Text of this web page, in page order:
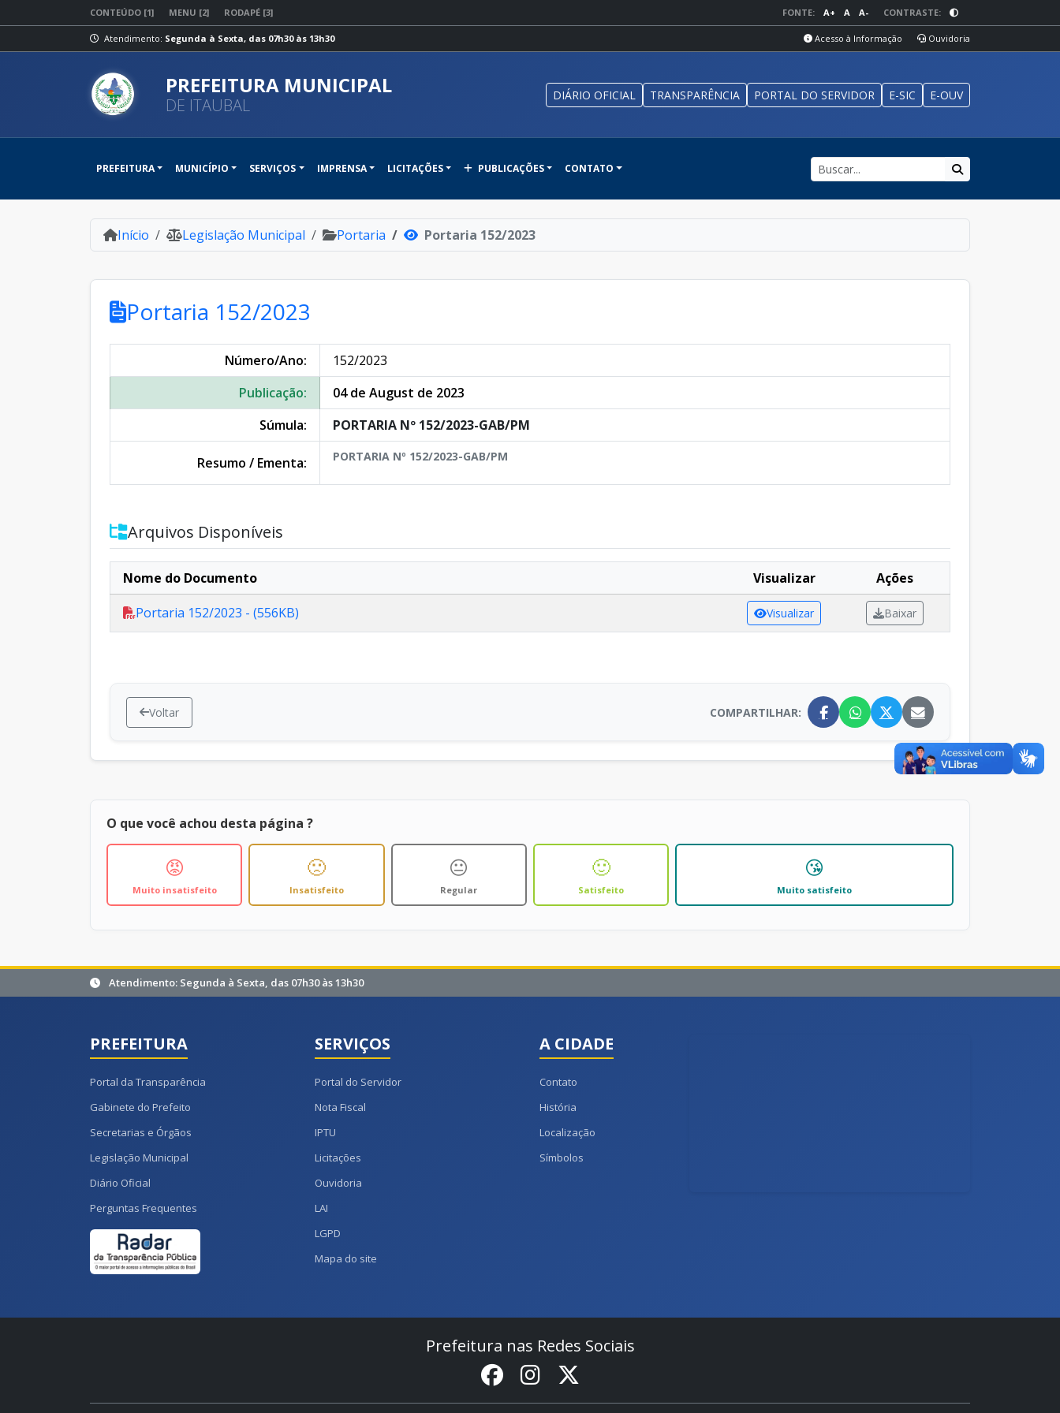
CONTEÚDO [1] MENU [2] RODAPÉ [3] FONTE: A+ A A- CONTRASTE:
Atendimento: Segunda à Sexta, das 07h30 às 13h30 Acesso à Informação Ouvidoria
PREFEITURA MUNICIPAL
DE ITAUBAL DIÁRIO OFICIAL TRANSPARÊNCIA PORTAL DO SERVIDOR E-SIC E-OUV
PREFEITURA MUNICÍPIO SERVIÇOS IMPRENSA LICITAÇÕES PUBLICAÇÕES CONTATO
Início Legislação Municipal Portaria Portaria 152/2023
Portaria 152/2023
Número/Ano:
152/2023
Publicação:
04 de August de 2023
Súmula:
PORTARIA Nº 152/2023-GAB/PM
Resumo / Ementa: PORTARIA Nº 152/2023-GAB/PM
Arquivos Disponíveis
Nome do Documento Visualizar
Ações
Portaria 152/2023 - (556KB)
Visualizar Baixar
Voltar COMPARTILHAR:
O que você achou desta página ?
😡
Muito insatisfeito
🙁
Insatisfeito
😐
Regular
🙂
Satisfeito
😘
Muito satisfeito
Atendimento: Segunda à Sexta, das 07h30 às 13h30
PREFEITURA
Portal da Transparência
Gabinete do Prefeito
Secretarias e Órgãos
Legislação Municipal
Diário Oficial
Perguntas Frequentes
SERVIÇOS
Portal do Servidor
Nota Fiscal
IPTU
Licitações
Ouvidoria
LAI
LGPD
Mapa do site
A CIDADE
Contato
História
Localização
Símbolos
Prefeitura nas Redes Sociais